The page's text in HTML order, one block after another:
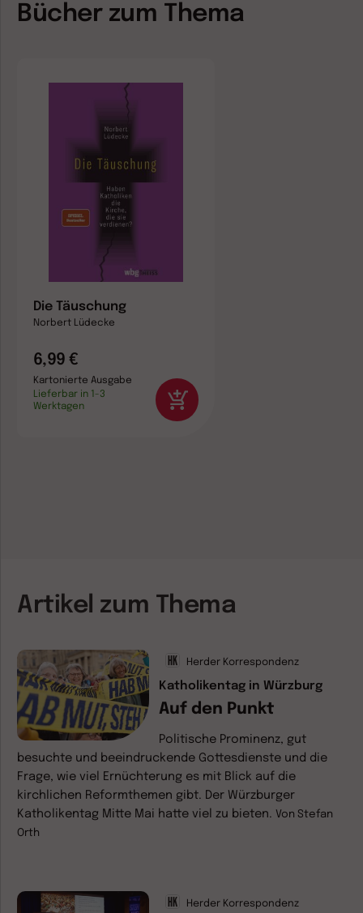
Bücher zum Thema
Die Täuschung
Norbert Lüdecke
6,99 €
Kartonierte Ausgabe
Lieferbar in 1-3
Werktagen
Artikel zum Thema
Herder Korrespondenz
Katholikentag in Würzburg
Auf den Punkt
Politische Prominenz, gut
besuchte und beeindruckende Gottesdienste und die
Frage, wie viel Ernüchterung es mit Blick auf die
kirchlichen Reformthemen gibt. Der Würzburger
Katholikentag Mitte Mai hatte viel zu bieten. Von Stefan
Orth
Herder Korrespondenz